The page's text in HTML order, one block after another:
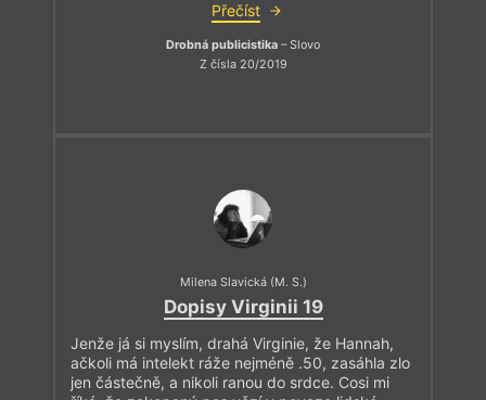
Přečíst
Drobná publicistika – Slovo
Z čísla 20/2019
Milena Slavická (M. S.)
Dopisy Virginii 19
Jenže já si myslím, drahá Virginie, že Hannah,
ačkoli má intelekt ráže nejméně .50, zasáhla zlo
jen částečně, a nikoli ranou do srdce. Cosi mi